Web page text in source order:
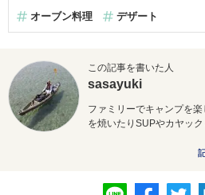
オーブン料理 デザート
この記事を書いた人
sasayuki
ファミリーでキャンプを
を焼いたりSUPやカヤック